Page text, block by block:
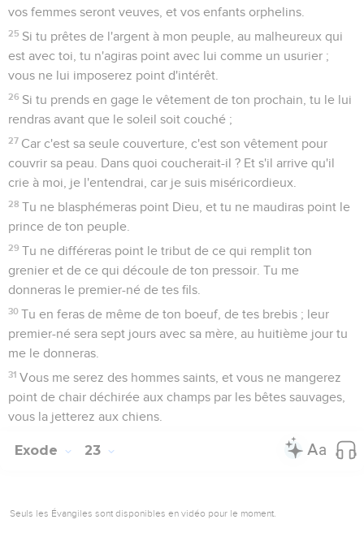
vos femmes seront veuves, et vos enfants orphelins.
25 Si tu prêtes de l'argent à mon peuple, au malheureux qui
est avec toi, tu n'agiras point avec lui comme un usurier ;
vous ne lui imposerez point d'intérêt.
26 Si tu prends en gage le vêtement de ton prochain, tu le lui
rendras avant que le soleil soit couché ;
27 Car c'est sa seule couverture, c'est son vêtement pour
couvrir sa peau. Dans quoi coucherait-il ? Et s'il arrive qu'il
crie à moi, je l'entendrai, car je suis miséricordieux.
28 Tu ne blasphémeras point Dieu, et tu ne maudiras point le
prince de ton peuple.
29 Tu ne différeras point le tribut de ce qui remplit ton
grenier et de ce qui découle de ton pressoir. Tu me
donneras le premier-né de tes fils.
30 Tu en feras de même de ton boeuf, de tes brebis ; leur
premier-né sera sept jours avec sa mère, au huitième jour tu
me le donneras.
31 Vous me serez des hommes saints, et vous ne mangerez
point de chair déchirée aux champs par les bêtes sauvages,
vous la jetterez aux chiens.
Exode 23
Seuls les Évangiles sont disponibles en vidéo pour le moment.